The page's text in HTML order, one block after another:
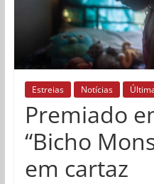
Estreias Notícias
Premiado
“Bicho
em cartaz